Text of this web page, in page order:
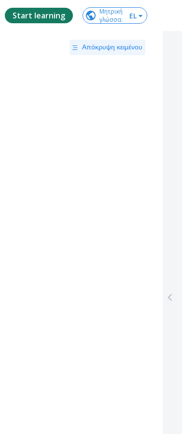
Start learning
Μητρική
γλώσσα: EL
Απόκρυψη κειμένου